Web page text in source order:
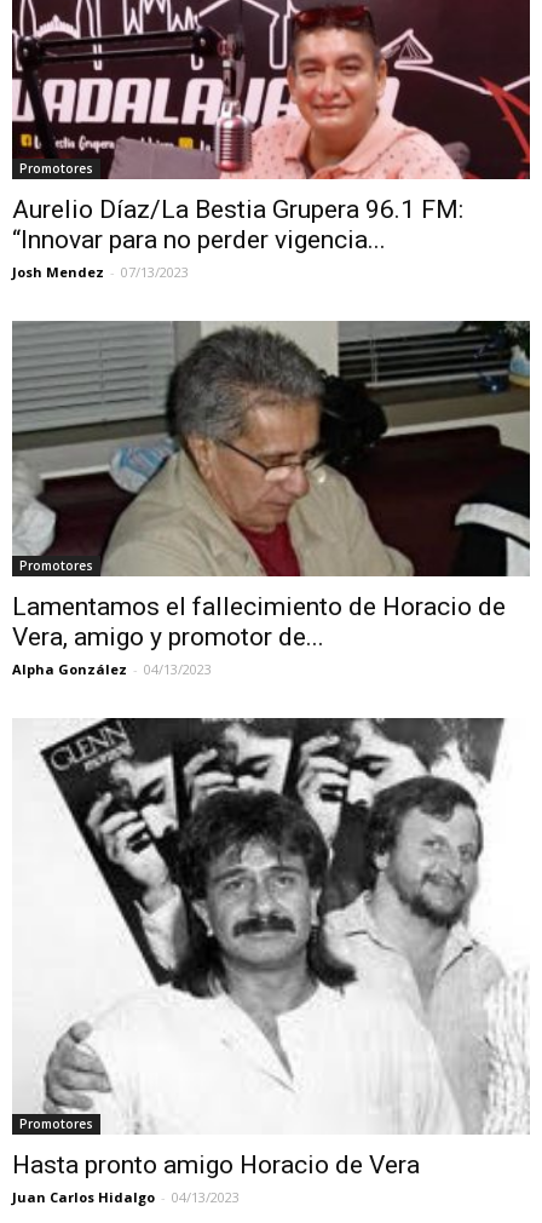
Promotores
Aurelio Díaz/La Bestia Grupera 96.1 FM:
“Innovar para no perder vigencia...
Josh Mendez - 07/13/2023
Promotores
Lamentamos el fallecimiento de Horacio de
Vera, amigo y promotor de...
Alpha González - 04/13/2023
Promotores
Hasta pronto amigo Horacio de Vera
Juan Carlos Hidalgo - 04/13/2023